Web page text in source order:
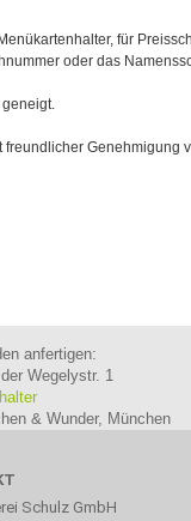
für
oder das
geneigt.
freundlicher Genehmigung
anfertigen:
Wegelystr. 1
& Wunder, München
Schulz GmbH